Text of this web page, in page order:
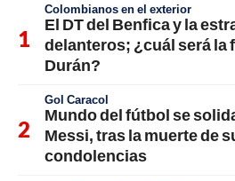
Colombianos en el exterior
El DT del Benfica y la
delanteros; ¿cuál será la
Durán?
Gol Caracol
Mundo del fútbol se
Messi, tras la muerte de
condolencias